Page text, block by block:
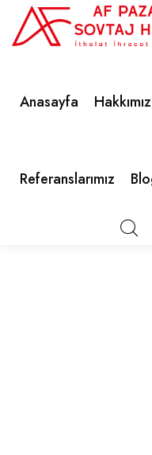
Anasayfa
Referanslarımız